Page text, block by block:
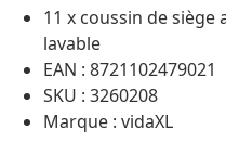
11 x coussin de siège
lavable
EAN : 8721102479021
SKU : 3260208
Marque : vidaXL